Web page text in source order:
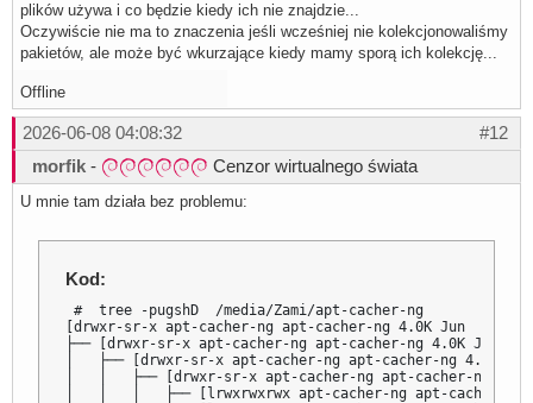
plików używa i co będzie kiedy ich nie znajdzie...
Oczywiście nie ma to znaczenia jeśli wcześniej nie kolekcjonowaliśmy
pakietów, ale może być wkurzające kiedy mamy sporą ich kolekcję...
Offline
#12
2026-06-08 04:08:32
morfik - Cenzor wirtualnego świata
U mnie tam działa bez problemu:
Kod:
#  tree -pugshD  /media/Zami/apt-cacher-ng
[drwxr-sr-x apt-cacher-ng apt-cacher-ng 4.0K Jun  8
├── [drwxr-sr-x apt-cacher-ng apt-cacher-ng 4.0K Jun
│   ├── [drwxr-sr-x apt-cacher-ng apt-cacher-ng 4.0K
│   │   ├── [drwxr-sr-x apt-cacher-ng apt-cacher-ng
│   │   │   ├── [lrwxrwxrwx apt-cacher-ng apt-cacher-